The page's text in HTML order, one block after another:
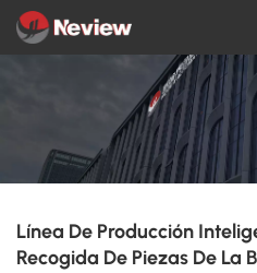
Línea De Producción
Recogida De Piezas De La